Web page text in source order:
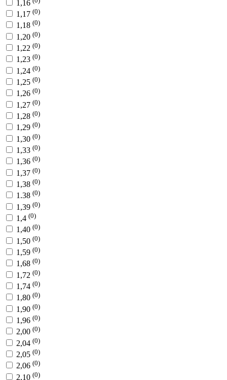
1,16
1,17 (0)
1,18 (0)
1,20 (0)
1,22 (0)
1,23 (0)
1,24 (0)
1,25 (0)
1,26 (0)
1,27 (0)
1,28 (0)
1,29 (0)
1,30 (0)
1,33 (0)
1,36 (0)
1,37 (0)
1,38 (0)
1.38 (0)
1,39 (0)
1,4 (0)
1,40 (0)
1,50 (0)
1,59 (0)
1,68 (0)
1,72 (0)
1,74 (0)
1,80 (0)
1,90 (0)
1,96 (0)
2,00 (0)
2,04 (0)
2,05 (0)
2,06 (0)
2,10 (0)